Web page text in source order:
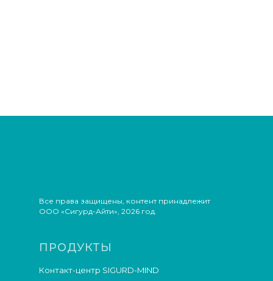
ПРОДУКТЫ
Контакт-центр SIGURD-MIND
Все права защищены, контент принадлежит
ООО «Сигурд-Айти», 2026 год.